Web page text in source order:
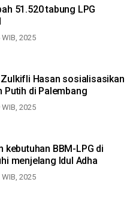
51.520 tabung LPG
2025
sosialisasikan
Putih di Palembang
2025
kebutuhan BBM-LPG di
menjelang Idul Adha
2025